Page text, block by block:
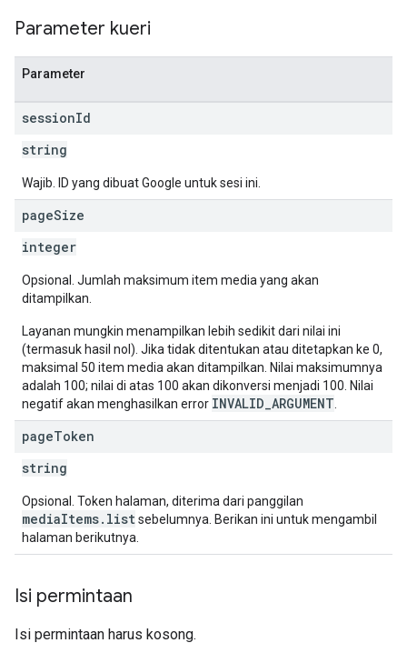
Parameter kueri
Parameter
sessionId
string
Wajib. ID yang dibuat Google untuk sesi ini.
pageSize
integer
Opsional. Jumlah maksimum item media yang akan
ditampilkan.
Layanan mungkin menampilkan lebih sedikit dari nilai ini
(termasuk hasil nol). Jika tidak ditentukan atau ditetapkan ke 0,
maksimal 50 item media akan ditampilkan. Nilai maksimumnya
adalah 100; nilai di atas 100 akan dikonversi menjadi 100. Nilai
negatif akan menghasilkan error INVALID_ARGUMENT
pageToken
string
Opsional. Token halaman, diterima dari panggilan
mediaItems.listsebelumnya. Berikan ini untuk mengambil
halaman berikutnya.
Isi permintaan
Isi permintaan harus kosong.